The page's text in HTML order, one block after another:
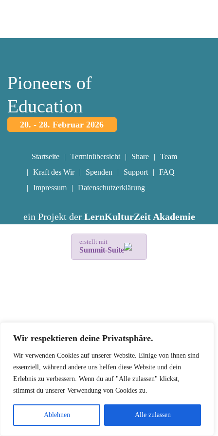
Wir respektieren deine Privatsphäre.
Wir verwenden Cookies auf unserer Website. Einige von ihnen sind
essenziell, während andere uns helfen diese Website und dein
Erlebnis zu verbessern. Wenn du auf "Alle zulassen" klickst,
stimmst du unserer Verwendung von Cookies zu.
Ablehnen Alle zulassen
Pioneers of
Education
20. - 28. Februar 2026
Startseite Terminübersicht Share
Team
Kraft des Wir
Spenden Support
FAQ
Impressum
Datenschutzerklärung
ein Projekt der LernKulturZeit Akademie
erstellt mit
Summit-Suite